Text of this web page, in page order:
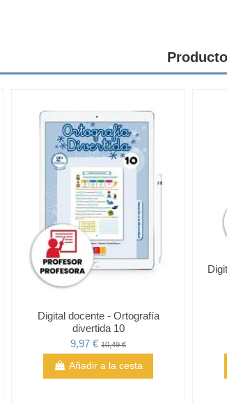
Digital docente - Ortografía
divertida 10
9,97 € 10,49 €
Añadir a la cesta